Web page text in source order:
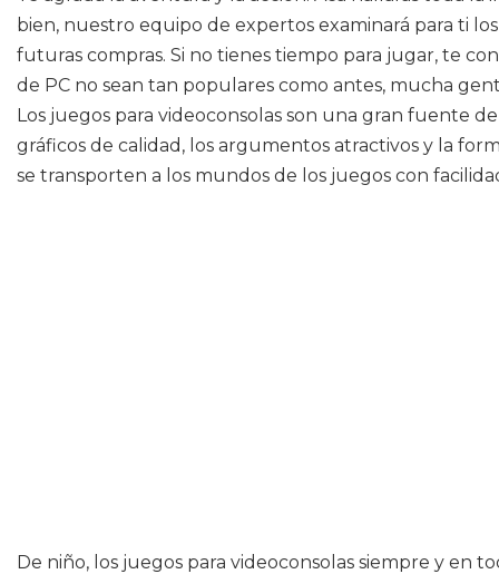
bien, nuestro equipo de expertos examinará para ti
futuras compras. Si no tienes tiempo para jugar, te
de PC no sean tan populares como antes, mucha
Los juegos para videoconsolas son una gran fuente
gráficos de calidad, los argumentos atractivos y la
se transporten a los mundos de los juegos con
De niño, los juegos para videoconsolas siempre y